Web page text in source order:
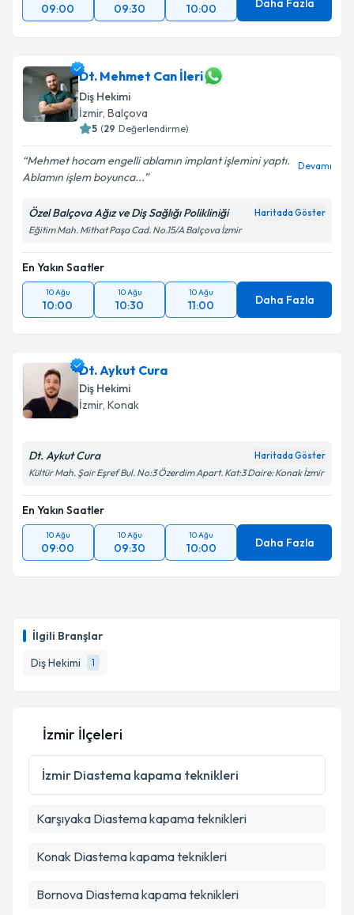
İlgili Branşlar
Diş Hekimi
1
09:00 09:30 10:00 Daha Fazla
Dt. Mehmet Can İleri
Diş Hekimi
İzmir, Balçova
5 (29 Değerlendirme)
Mehmet hocam engelli ablamın implant işlemini yaptı.
Ablamın işlem boyunca...
Devamı
Özel Balçova Ağız ve Diş Sağlığı Polikliniği Haritada Göster
Eğitim Mah. Mithat Paşa Cad. No.15/A Balçova İzmir
En Yakın Saatler
10 Ağu
10:00
10 Ağu
10:30
10 Ağu
11:00 Daha Fazla
Dt. Aykut Cura
Diş Hekimi
İzmir, Konak
Dt. Aykut Cura Haritada Göster
Kültür Mah. Şair Eşref Bul. No:3 Özerdim Apart. Kat:3 Daire: Konak İzmir
En Yakın Saatler
10 Ağu
09:00
10 Ağu
09:30
10 Ağu
10:00 Daha Fazla
İzmir İlçeleri
İzmir Diastema kapama teknikleri
Karşıyaka Diastema kapama teknikleri
Konak Diastema kapama teknikleri
Bornova Diastema kapama teknikleri